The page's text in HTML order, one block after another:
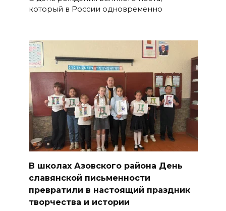
который в России одновременно
В школах Азовского района День
славянской письменности
превратили в настоящий праздник
творчества и истории